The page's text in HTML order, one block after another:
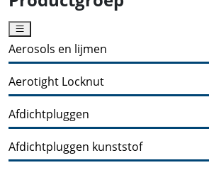
Aerosols en lijmen
Aerotight Locknut
Afdichtpluggen
Afdichtpluggen kunststof